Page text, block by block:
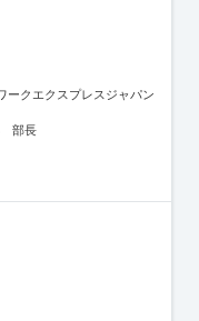
クエクスプレスジャパン
長